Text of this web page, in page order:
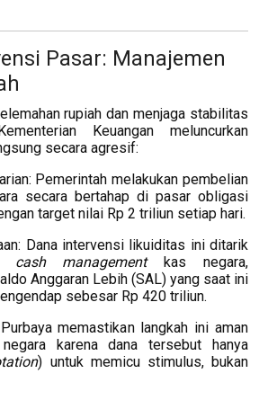
Pasar: Manajemen
rupiah dan menjaga stabilitas
Keuangan meluncurkan
secara agresif:
Pemerintah melakukan pembelian
secara bertahap di pasar obligasi
target nilai Rp 2 triliun setiap hari.
Dana intervensi likuiditas ini ditarik
cash managementkas negara,
Anggaran Lebih (SAL) yang saat ini
sebesar Rp 420 triliun.
memastikan langkah ini aman
karena dana tersebut hanya
) untuk memicu stimulus, bukan